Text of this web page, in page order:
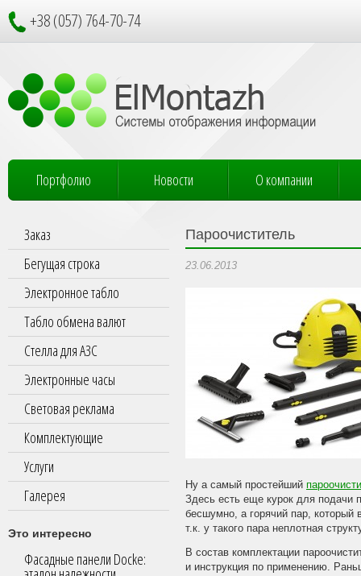
+38 (057) 764-70-74
Портфолио Новости О компании
Заказ
Бегущая строка
Электронное табло
Табло обмена валют
Стелла для АЗС
Электронные часы
Световая реклама
Комплектующие
Услуги
Галерея
Это интересно
Фасадные панели Docke:
Пароочиститель
23.06.2013
Ну а самый простейший
Здесь есть еще курок для подачи
бесшумно, а горячий пар, который
т.к. у такого пара неплотная
В состав комплектации
и инструкция по применению.